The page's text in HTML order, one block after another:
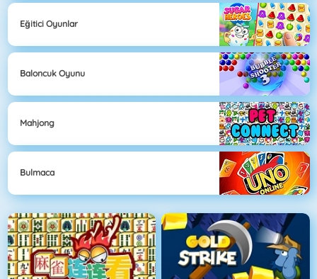
Eğitici Oyunlar
Baloncuk Oyunu
Mahjong
Bulmaca